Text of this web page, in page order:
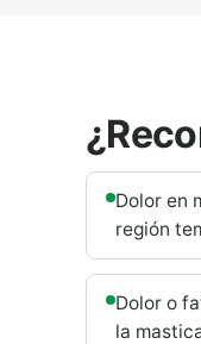
Dolor en
región
Dolor o
la